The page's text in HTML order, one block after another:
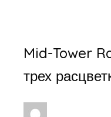
Mid-Tower
трех